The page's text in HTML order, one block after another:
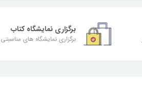
برگزاری نمایشگاه کتاب
برگزاری نمایشگاه های مناسبتی